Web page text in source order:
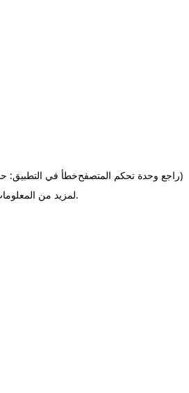
خطأ في التطبيق:(راجع وحدة تحكم المتصفح
لمزيد من.